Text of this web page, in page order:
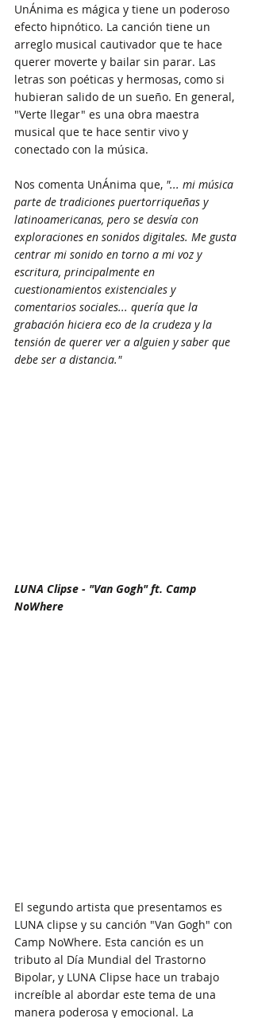
UnÁnima es mágica y tiene un poderoso
efecto hipnótico. La canción tiene un
arreglo musical cautivador que te hace
querer moverte y bailar sin parar. Las
letras son poéticas y hermosas, como si
hubieran salido de un sueño. En general,
"Verte llegar" es una obra maestra
musical que te hace sentir vivo y
conectado con la música.
Nos comenta UnÁnima que, "... mi música
parte de tradiciones puertorriqueñas y
latinoamericanas, pero se desvía con
exploraciones en sonidos digitales. Me gusta
centrar mi sonido en torno a mi voz y
escritura, principalmente en
cuestionamientos existenciales y
comentarios sociales... quería que la
grabación hiciera eco de la crudeza y la
tensión de querer ver a alguien y saber que
debe ser a distancia."
LUNA Clipse - "Van Gogh" ft. Camp
NoWhere
El segundo artista que presentamos es
LUNA clipse y su canción "Van Gogh" con
Camp NoWhere. Esta canción es un
tributo al Día Mundial del Trastorno
Bipolar, y LUNA Clipse hace un trabajo
increíble al abordar este tema de una
manera poderosa y emocional. La